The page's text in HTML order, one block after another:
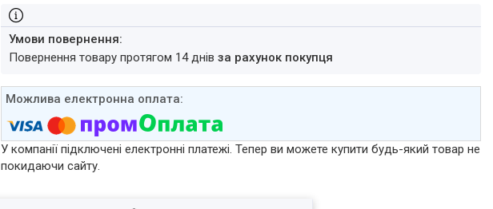
повернення товару протягом 14 днівза рахунок покупця
У компанії підключені електронні платежі. Тепер ви можете купити будь-який товар не
покидаючи сайту.